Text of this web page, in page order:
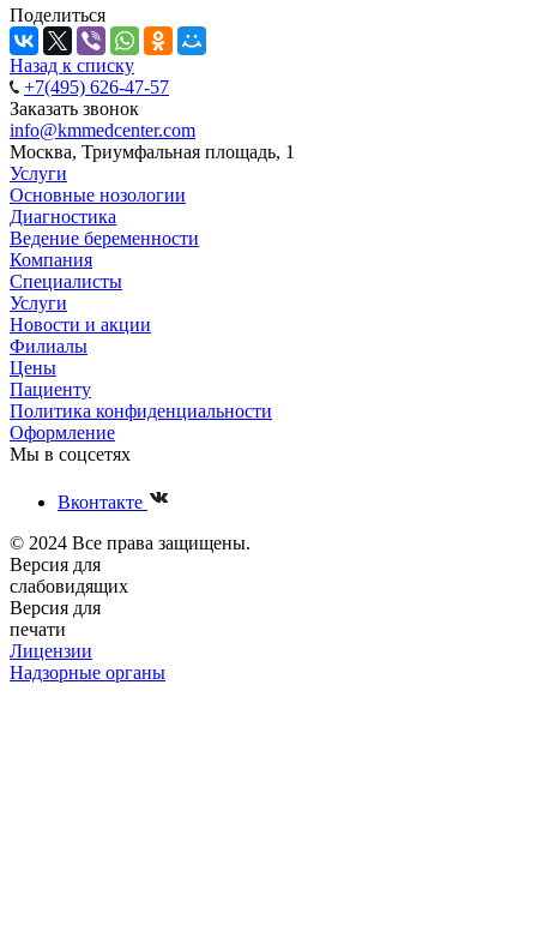
Поделиться
Назад к списку
+7(495) 626-47-57
Заказать звонок
info@kmmedcenter.com
Москва, Триумфальная площадь, 1
Услуги
Основные нозологии
Диагностика
Ведение беременности
Компания
Специалисты
Услуги
Новости и акции
Филиалы
Цены
Пациенту
Политика конфиденциальности
Оформление
Мы в соцсетях
Вконтакте
© 2024 Все права защищены.
Версия для
слабовидящих
Версия для
печати
Лицензии
Надзорные органы